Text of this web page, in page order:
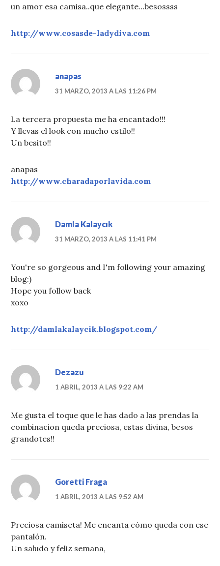
un amor esa camisa..que elegante…besossss
http://www.cosasde-ladydiva.com
anapas
31 MARZO, 2013 A LAS 11:26 PM
La tercera propuesta me ha encantado!!!
Y llevas el look con mucho estilo!!
Un besito!!
anapas
http://www.charadaporlavida.com
Damla Kalaycık
31 MARZO, 2013 A LAS 11:41 PM
You're so gorgeous and I'm following your amazing
blog:)
Hope you follow back
xoxo
http://damlakalaycik.blogspot.com/
Dezazu
1 ABRIL, 2013 A LAS 9:22 AM
Me gusta el toque que le has dado a las prendas la
combinacion queda preciosa, estas divina, besos
grandotes!!
Goretti Fraga
1 ABRIL, 2013 A LAS 9:52 AM
Preciosa camiseta! Me encanta cómo queda con ese
pantalón.
Un saludo y feliz semana,